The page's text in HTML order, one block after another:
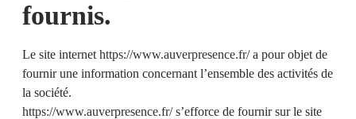
fournis.
Le site internet https://www.auverpresence.fr/a pour objet de
fournir une information concernant l’ensemble des activités de
la société.
https://www.auverpresence.fr/s’efforce de fournir sur le site